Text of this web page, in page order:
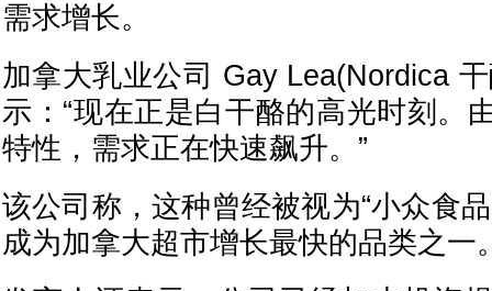
需求增长。
加拿大乳业公司 Gay Lea(Nordica
示：“现在正是白干酪的高光时刻。
特性，需求正在快速飙升。”
该公司称，这种曾经被视为“小众食
成为加拿大超市增长最快的品类之一